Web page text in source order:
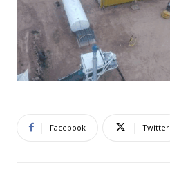
Facebook Twitter